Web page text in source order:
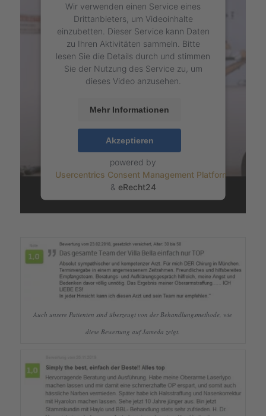
Wir verwenden einen Service eines
Drittanbieters, um Videoinhalte
einzubetten. Dieser Service kann Daten
zu Ihren Aktivitäten sammeln. Bitte
lesen Sie die Details durch und stimmen
Sie der Nutzung des Service zu, um
dieses Video anzusehen.
Mehr Informationen
Akzeptieren
powered by
Usercentrics Consent Management Platform
& eRecht24
Auch unsere Patien­ten sind überzeugt von der Behand­lungs­me­thode, wie
diese Bewer­tung auf Jameda zeigt.